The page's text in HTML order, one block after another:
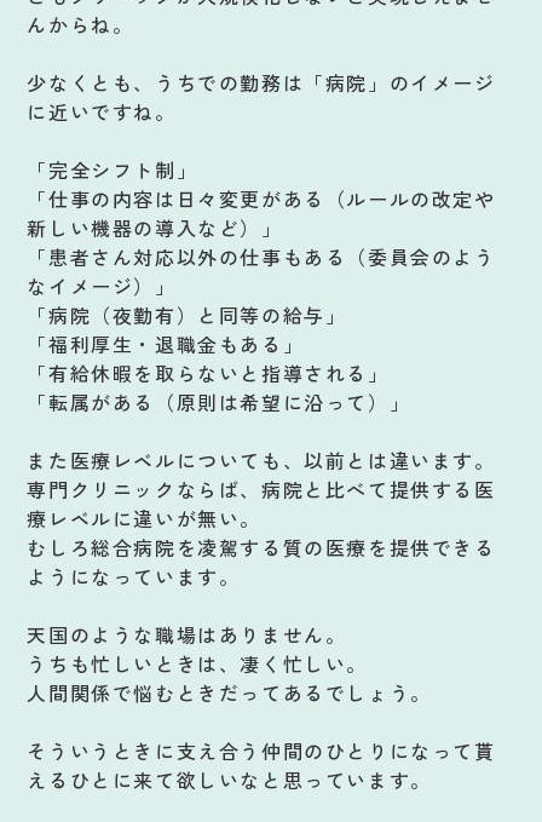
んからね。
少なくとも、うちでの勤務は「病院」のイメージ
に近いですね。
「完全シフト制」
「仕事の内容は日々変更がある（ルールの改定や
新しい機器の導入など）」
「患者さん対応以外の仕事もある（委員会のよう
なイメージ）」
「病院（夜勤有）と同等の給与」
「福利厚生・退職金もある」
「有給休暇を取らないと指導される」
「転属がある（原則は希望に沿って）」
また医療レベルについても、以前とは違います。
専門クリニックならば、病院と比べて提供する医
療レベルに違いが無い。
むしろ総合病院を凌駕する質の医療を提供できる
ようになっています。
天国のような職場はありません。
うちも忙しいときは、凄く忙しい。
人間関係で悩むときだってあるでしょう。
そういうときに支え合う仲間のひとりになって貰
えるひとに来て欲しいなと思っています。